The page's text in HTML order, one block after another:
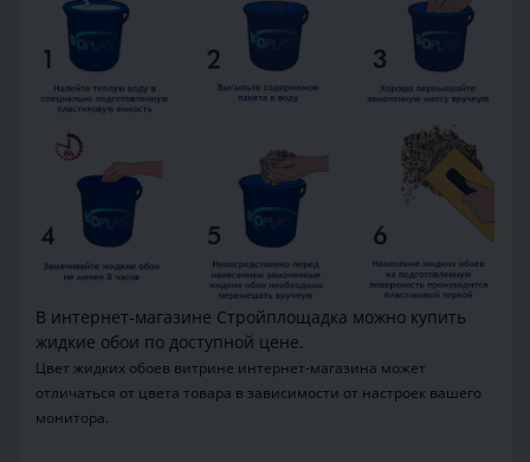
В интернет-магазине Стройплощадка можно купить
жидкие обои по доступной цене.
Цвет жидких обоев витрине интернет-магазина может
отличаться от цвета товара в зависимости от настроек вашего
монитора.